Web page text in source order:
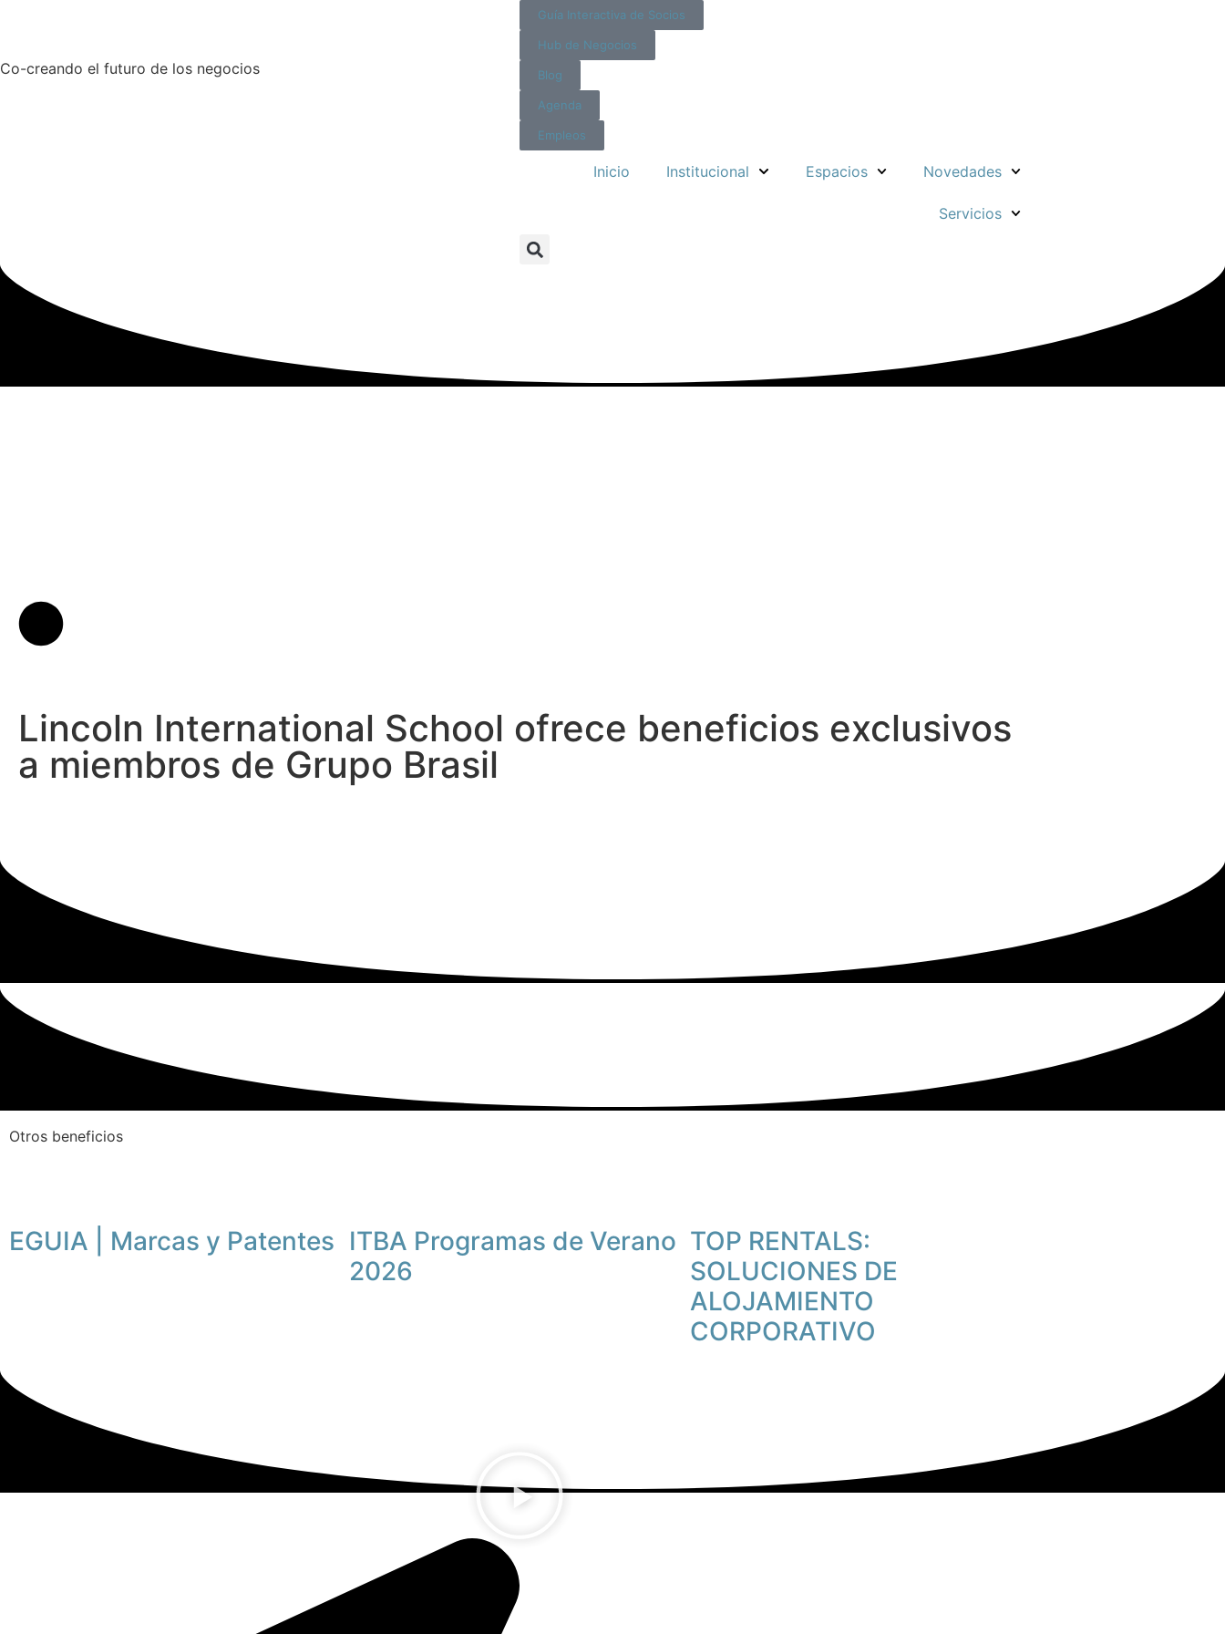
Co-creando el futuro de los negocios
Guía Interactiva de Socios
Hub de Negocios
Blog
Agenda
Empleos
Inicio Institucional Espacios Novedades
Servicios
Lincoln International School ofrece beneficios exclusivos
a miembros de Grupo Brasil
Otros beneficios
EGUIA | Marcas y Patentes ITBA Programas de Verano
2026
TOP RENTALS:
SOLUCIONES DE
ALOJAMIENTO
CORPORATIVO